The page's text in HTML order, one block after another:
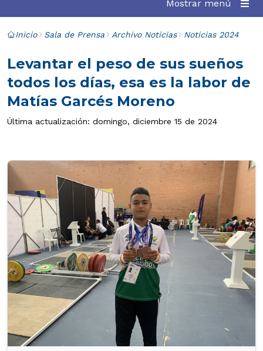
Mostrar menú
Inicio Sala de Prensa Archivo Noticias Noticias 2024
Levantar el peso de sus sueños
todos los días, esa es la labor de
Matías Garcés Moreno
Última actualización: domingo, diciembre 15 de 2024